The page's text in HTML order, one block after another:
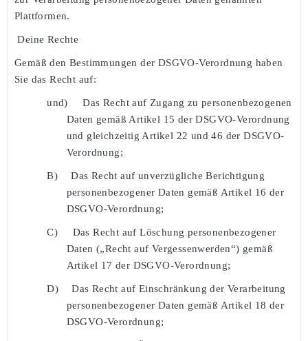
Plattformen.
Deine Rechte
Gemäß den Bestimmungen der DSGVO-Verordnung haben
Sie das Recht auf:
und)
Das Recht auf Zugang zu personenbezogenen
Daten gemäß Artikel 15 der DSGVO-Verordnung
und gleichzeitig Artikel 22 und 46 der DSGVO-
Verordnung;
B)
Das Recht auf unverzügliche Berichtigung
personenbezogener Daten gemäß Artikel 16 der
DSGVO-Verordnung;
C)
Das Recht auf Löschung personenbezogener
Daten („Recht auf Vergessenwerden“) gemäß
Artikel 17 der DSGVO-Verordnung;
D)
Das Recht auf Einschränkung der Verarbeitung
personenbezogener Daten gemäß Artikel 18 der
DSGVO-Verordnung;